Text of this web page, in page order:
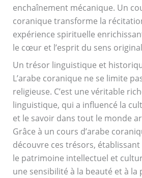
enchaînement mécanique. Un
coranique transforme la
expérience spirituelle
le cœur et l’esprit du sens
Un trésor linguistique et
L’arabe coranique ne se limite
religieuse. C’est une véritable
linguistique, qui a influencé la
et le savoir dans tout le monde
Grâce à un cours d’arabe
découvre ces trésors,
le patrimoine intellectuel et
une sensibilité à la beauté et à